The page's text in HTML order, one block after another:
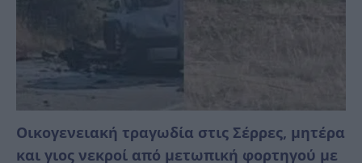
Οικογενειακή τραγωδία στις Σέρρες, μητέρα
και γιος νεκροί από μετωπική φορτηγού με